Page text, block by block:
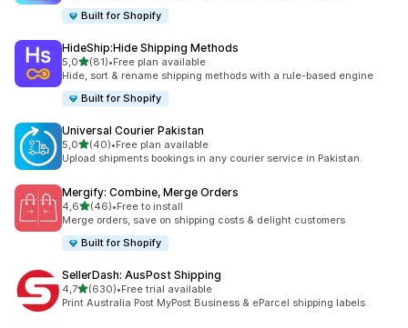
Built for Shopify
HideShip:Hide Shipping Methods
5,0na 5 gwiazdek
(81)
Łączna liczba recenzji: 81
•Free plan available
Hide, sort & rename shipping methods with a rule-based engine
Built for Shopify
Universal Courier Pakistan
5,0na 5 gwiazdek
(40)
Łączna liczba recenzji: 40
•Free plan available
Upload shipments bookings in any courier service in Pakistan.
Mergify: Combine, Merge Orders
4,6na 5 gwiazdek
(46)
Łączna liczba recenzji: 46
•Free to install
Merge orders, save on shipping costs & delight customers
Built for Shopify
SellerDash: AusPost Shipping
4,7na 5 gwiazdek
(630)
Łączna liczba recenzji: 630
•Free trial available
Print Australia Post MyPost Business & eParcel shipping labels